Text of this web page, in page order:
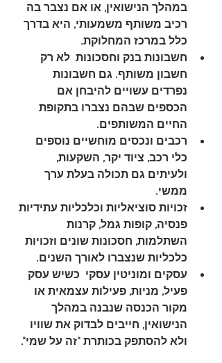
במהלך הנישואין, או אם נצבר בה
רכיב משותף משמעותי, היא בדרך
כלל במרכז המחלוקת.
חשבונות בנק וחסכונות
  לא רק
חשבון משותף. גם חשבונות
נפרדים עשויים להיבחן אם
הכספים שבהם נצברו בתקופת
החיים המשותפים.
רכבים ונכסים מוחשיים נוספים
כלי רכב, ציוד יקר, השקעות,
ולעיתים גם תכולה בעלת ערך
ממשי.
זכויות סוציאליות וכלכליות עתידיות
פנסיה, קופות גמל, קרנות
השתלמות, חסכונות שונים וזכויות
כלכליות שנצברו לאורך השנים.
עסקים ומוניטין עסקי
  כשיש עסק
פעיל, מניות, פעילות עצמאית או
מקור הכנסה שנבנה במהלך
הנישואין, חייבים לבדוק את שוויו
ולא להסתפק בכותרת "זה על שמי".